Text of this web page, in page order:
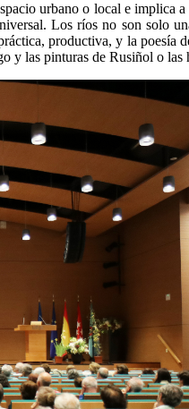
urbano o local e implica
Los ríos no son solo
productiva, y la poesía
y las pinturas de Rusiñol o las